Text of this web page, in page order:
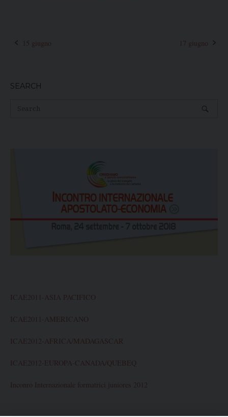
Post15 giugno 17 giugno
SEARCH
ICAE2011-ASIA PACIFICO
ICAE2011-AMERICANO
ICAE2012-AFRICA/MADAGASCAR
ICAE2012-EUROPA-CANADA/QUEBEQ
Inconro Internazionale formatrici juniores 2012